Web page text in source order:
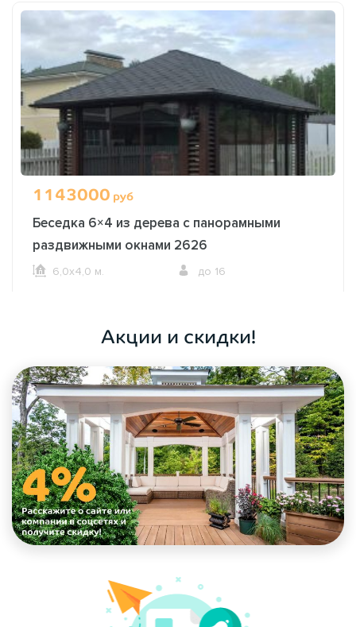
1143000 руб
Беседка 6×4 из дерева с панорамными
раздвижными окнами 2626
6,0х4,0 м. до 16
Акции и скидки!